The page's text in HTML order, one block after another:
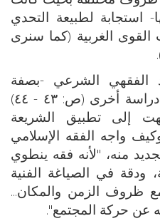
لطبيعة التحدي
القوى الغربية (كما سنرى
الفقهي الشرعي -بصفة
خاصة- يتناول البشري في دراسة أخرى (ص: ٤٣ - ٤٤)
إلى تطبيق الشريعة
منذ سنة ١٨٧٥، وكيف واجه الفقه الإسلامي
منه، "لأنه فقه ينطوي
في الصياغة الفنية
ظروف الزمن والمكان...
عن حركة المجتمع".